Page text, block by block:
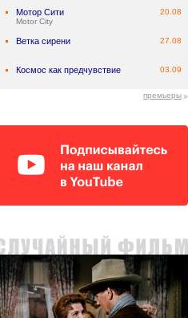
Мотор Сити
Motor City
20.08
Ветка сирени 27.08
Космос как предчувствие 03.09
премьеры